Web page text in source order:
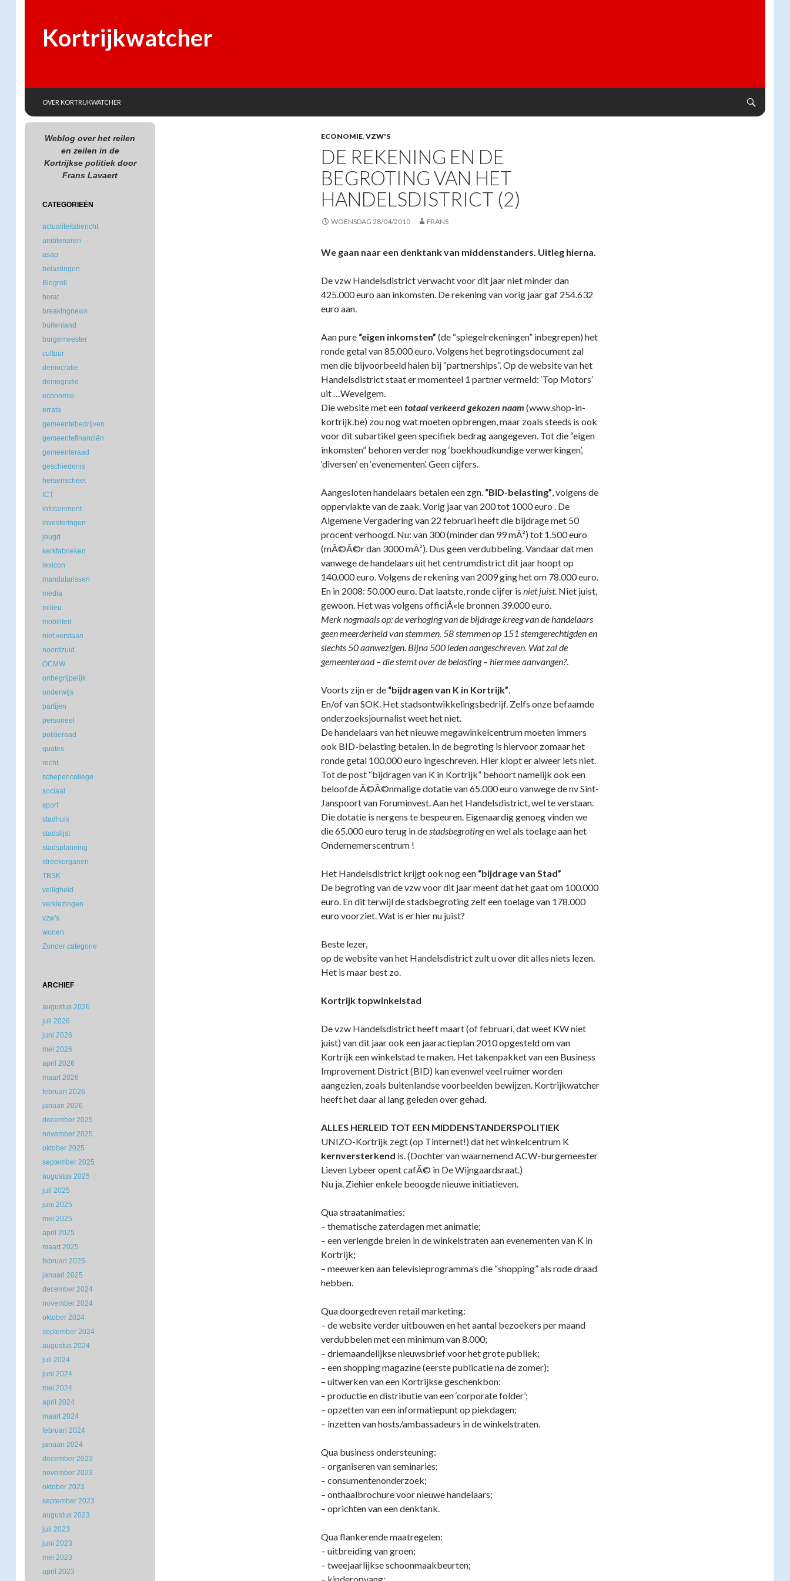
Kortrijkwatcher
OVER KORTRIJKWATCHER
ECONOMIE, VZW'S
DE REKENING EN DE
BEGROTING VAN HET
HANDELSDISTRICT (2)
WOENSDAG 28/04/2010 FRANS
We gaan naar een denktank van middenstanders. Uitleg hierna.
De vzw Handelsdistrict verwacht voor dit jaar niet minder dan
425.000 euro aan inkomsten. De rekening van vorig jaar gaf 254.632
euro aan.
Aan pure “eigen inkomsten” (de “spiegelrekeningen” inbegrepen) het
ronde getal van 85.000 euro. Volgens het begrotingsdocument zal
men die bijvoorbeeld halen bij “partnerships”. Op de website van het
Handelsdistrict staat er momenteel 1 partner vermeld: ‘Top Motors’
uit …Wevelgem.
Die website met eentotaal verkeerd gekozen naam (www.shop-in-
kortrijk.be) zou nog wat moeten opbrengen, maar zoals steeds is ook
voor dit subartikel geen specifiek bedrag aangegeven. Tot die “eigen
inkomsten” behoren verder nog ‘boekhoudkundige verwerkingen’,
‘diversen’ en ‘evenementen’. Geen cijfers.
Aangesloten handelaars betalen een zgn. “BID-belasting”, volgens de
oppervlakte van de zaak. Vorig jaar van 200 tot 1000 euro . De
Algemene Vergadering van 22 februari heeft die bijdrage met 50
procent verhoogd. Nu: van 300 (minder dan 99 mÂ²) tot 1.500 euro
(mÃ©Ã©r dan 3000 mÂ²). Dus geen verdubbeling. Vandaar dat men
vanwege de handelaars uit het centrumdistrict dit jaar hoopt op
140.000 euro. Volgens de rekening van 2009 ging het om 78.000 euro.
En in 2008: 50.000 euro. Dat laatste, ronde cijfer is niet juist. Niet juist,
gewoon. Het was volgens officiÃ«le bronnen 39.000 euro.
Merk nogmaals op: de verhoging van de bijdrage kreeg van de handelaars
geen meerderheid van stemmen. 58 stemmen op 151 stemgerechtigden en
slechts 50 aanwezigen. Bijna 500 leden aangeschreven. Wat zal de
gemeenteraad – die stemt over de belasting – hiermee aanvangen?.
Voorts zijn er de “bijdragen van K in Kortrijk”.
En/of van SOK. Het stadsontwikkelingsbedrijf. Zelfs onze befaamde
onderzoeksjournalist weet het niet.
De handelaars van het nieuwe megawinkelcentrum moeten immers
ook BID-belasting betalen. In de begroting is hiervoor zomaar het
ronde getal 100.000 euro ingeschreven. Hier klopt er alweer iets niet.
Tot de post “bijdragen van K in Kortrijk” behoort namelijk ook een
beloofde Ã©Ã©nmalige dotatie van 65.000 euro vanwege de nv Sint-
Janspoort van Foruminvest. Aan het Handelsdistrict, wel te verstaan.
Die dotatie is nergens te bespeuren. Eigenaardig genoeg vinden we
die 65.000 euro terug in destadsbegrotingen wel als toelage aan het
Ondernemerscentrum !
Het Handelsdistrict krijgt ook nog een “bijdrage van Stad”
De begroting van de vzw voor dit jaar meent dat het gaat om 100.000
euro. En dit terwijl de stadsbegroting zelf een toelage van 178.000
euro voorziet. Wat is er hier nu juist?
Beste lezer,
op de website van het Handelsdistrict zult u over dit alles niets lezen.
Het is maar best zo.
Kortrijk topwinkelstad
De vzw Handelsdistrict heeft maart (of februari, dat weet KW niet
juist) van dit jaar ook een jaaractieplan 2010 opgesteld om van
Kortrijk een winkelstad te maken. Het takenpakket van een Business
Improvement District (BID) kan evenwel veel ruimer worden
aangezien, zoals buitenlandse voorbeelden bewijzen. Kortrijkwatcher
heeft het daar al lang geleden over gehad.
ALLES HERLEID TOT EEN MIDDENSTANDERSPOLITIEK
UNIZO-Kortrijk zegt (op Tinternet!) dat het winkelcentrum K
kernversterkend is. (Dochter van waarnemend ACW-burgemeester
Lieven Lybeer opent cafÃ© in De Wijngaardsraat.)
Nu ja. Ziehier enkele beoogde nieuwe initiatieven.
Qua straatanimaties:
– thematische zaterdagen met animatie;
– een verlengde breien in de winkelstraten aan evenementen van K in
Kortrijk;
– meewerken aan televisieprogramma’s die “shopping” als rode draad
hebben.
Qua doorgedreven retail marketing:
– de website verder uitbouwen en het aantal bezoekers per maand
verdubbelen met een minimum van 8.000;
– driemaandelijkse nieuwsbrief voor het grote publiek;
– een shopping magazine (eerste publicatie na de zomer);
– uitwerken van een Kortrijkse geschenkbon:
– productie en distributie van een ‘corporate folder’;
– opzetten van een informatiepunt op piekdagen;
– inzetten van hosts/ambassadeurs in de winkelstraten.
Qua business ondersteuning:
– organiseren van seminaries;
– consumentenonderzoek;
– onthaalbrochure voor nieuwe handelaars;
– oprichten van een denktank.
Qua flankerende maatregelen:
– uitbreiding van groen;
– tweejaarlijkse schoonmaakbeurten;
Weblog over het reilen
en zeilen in de
Kortrijkse politiek door
Frans Lavaert
CATEGORIEËN
actualiteitsbericht
ambtenaren
asap
belastingen
Blogroll
borat
breakingnews
buitenland
burgemeester
cultuur
democratie
demografie
economie
errata
gemeentebedrijven
gemeentefinanciën
gemeenteraad
geschiedenis
hersenscheet
ICT
infotainment
investeringen
jeugd
kerkfabrieken
lexicon
mandatarissen
media
milieu
mobiliteit
niet verstaan
noordzuid
OCMW
onbegrijpelijk
onderwijs
partijen
personeel
politieraad
quotes
recht
schepencollege
sociaal
sport
stadhuis
stadslijst
stadsplanning
streekorganen
TBSK
veiligheid
verkiezingen
vzw's
wonen
Zonder categorie
ARCHIEF
augustus 2026
juli 2026
juni 2026
mei 2026
april 2026
maart 2026
februari 2026
januari 2026
december 2025
november 2025
oktober 2025
september 2025
augustus 2025
juli 2025
juni 2025
mei 2025
april 2025
maart 2025
februari 2025
januari 2025
december 2024
november 2024
oktober 2024
september 2024
augustus 2024
juli 2024
juni 2024
mei 2024
april 2024
maart 2024
februari 2024
januari 2024
december 2023
november 2023
oktober 2023
september 2023
augustus 2023
juli 2023
juni 2023
mei 2023
april 2023